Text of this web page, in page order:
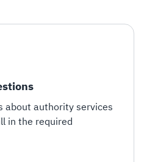
about authority services
in the required